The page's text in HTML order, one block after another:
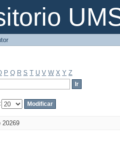
P Q R S T U V W X Y Z
20269